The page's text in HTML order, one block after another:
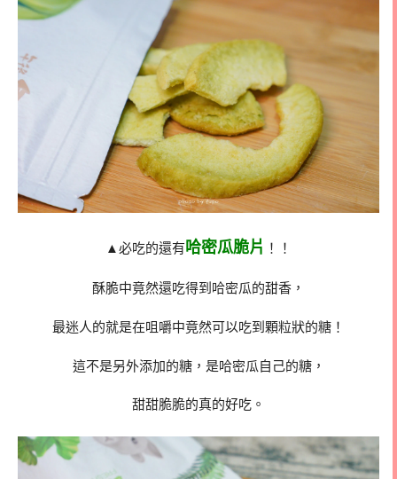
▲必吃的還有哈密瓜脆片 ！！
酥脆中竟然還吃得到哈密瓜的甜香，
最迷人的就是在咀嚼中竟然可以吃到顆粒狀的糖！
這不是另外添加的糖，是哈密瓜自己的糖，
甜甜脆脆的真的好吃。